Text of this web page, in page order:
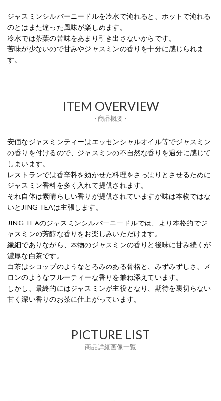
ジャスミンシルバーニードルを冷水で淹れると、ホットで淹れる
のとはまた違った風味が楽しめます。
冷水では茶葉の苦味をあまり引き出さないからです。
苦味が少ないので甘みやジャスミンの香りを十分に感じられま
す。
ITEM OVERVIEW
- 商品概要 -
安価なジャスミンティーはエッセンシャルオイル等でジャスミン
の香りを付けるので、ジャスミンの不自然な香りを過分に感じて
しまいます。
レストランでは香辛料を効かせた料理をさっぱりとさせるために
ジャスミン香料を多く入れて提供されます。
それ自体は素晴らしい香りが提供されていますが味は本物ではな
いとJING TEAは主張します。
JING TEAのジャスミンシルバーニードルでは、より本格的でジ
ャスミンの芳醇な香りをお楽しみいただけます。
繊細でありながら、本物のジャスミンの香りと後味に甘み続くが
濃厚な白茶です。
白茶はシロップのようなとろみのある骨格と、みずみずしさ、メ
ロンのようなフルーティーな香りを兼ね添えています。
しかし、最終的にはジャスミンが主役となり、期待を裏切らない
甘く深い香りのお茶に仕上がっています。
PICTURE LIST
- 商品詳細画像一覧 -